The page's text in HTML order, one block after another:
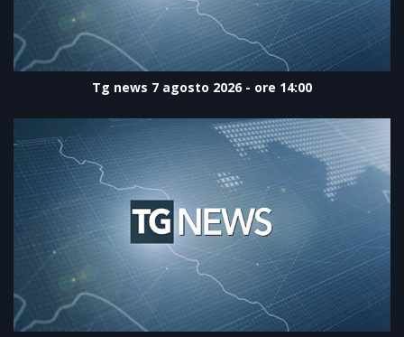
Tg news 7 agosto 2026 - ore 14:00